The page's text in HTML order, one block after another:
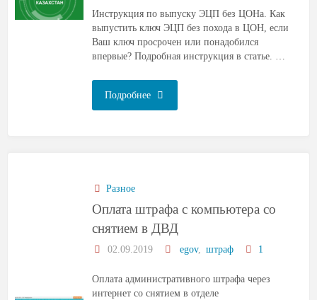
Инструкция по выпуску ЭЦП без ЦОНа. Как
выпустить ключ ЭЦП без похода в ЦОН, если
Ваш ключ просрочен или понадобился
впервые? Подробная инструкция в статье. …
Подробнее
Разное
Оплата штрафа с компьютера со
снятием в ДВД
02.09.2019 egov, штраф 1
Оплата административного штрафа через
интернет со снятием в отделе